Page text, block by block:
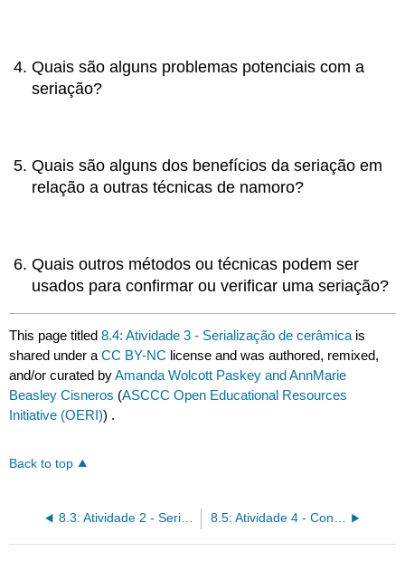
Quais são alguns problemas potenciais com a
seriação?
Quais são alguns dos benefícios da seriação em
relação a outras técnicas de namoro?
Quais outros métodos ou técnicas podem ser
usados para confirmar ou verificar uma seriação?
This page titled8.4: Atividade 3 - Serialização de cerâmica is
shared under aCC BY-NC license and was authored, remixed,
and/or curated byAmanda Wolcott Paskey and AnnMarie
Beasley Cisneros (ASCCC Open Educational Resources
Initiative (OERI)) .
Back to top
8.3: Atividade 2 - Seriação estilística e de Frequência